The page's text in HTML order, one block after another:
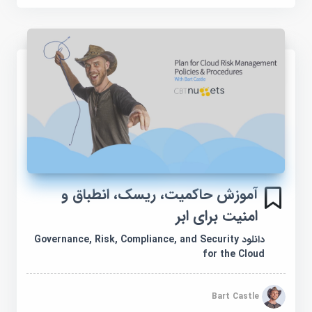
آموزش حاکمیت، ریسک، انطباق و
امنیت برای ابر
دانلود Governance, Risk, Compliance, and Security
for the Cloud
Bart Castle